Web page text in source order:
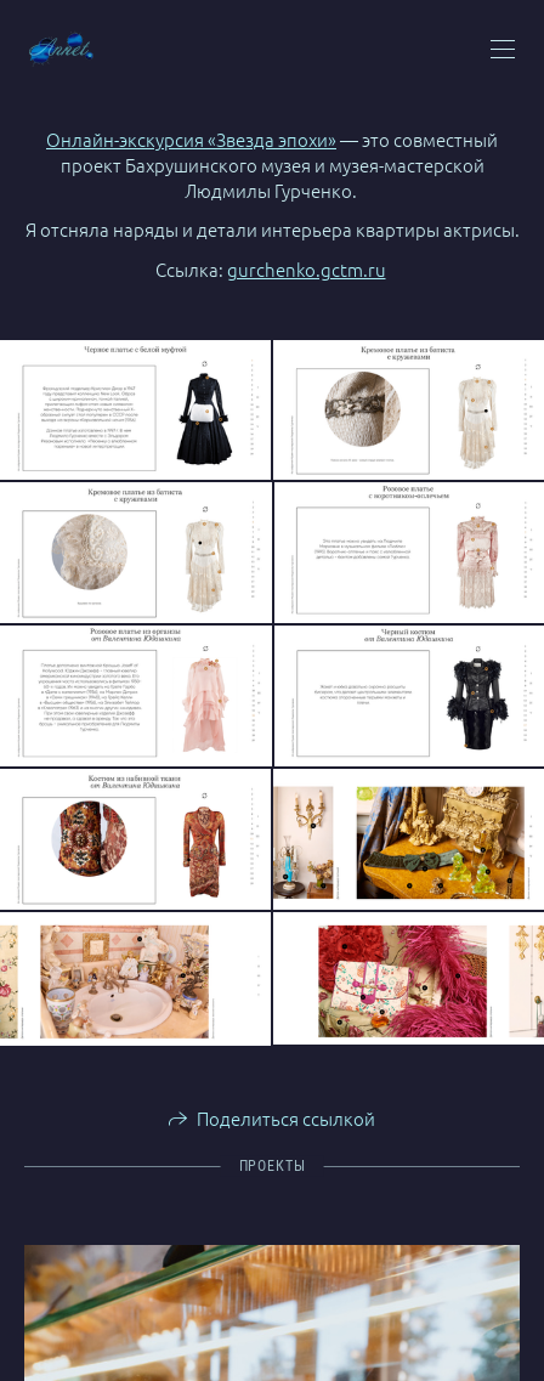
Онлайн-экскурсия «Звезда эпохи»— это совместный
проект Бахрушинского музея и музея-мастерской
Людмилы Гурченко.
Я отсняла наряды и детали интерьера квартиры актрисы.
Ссылка:gurchenko.gctm.ru
Поделиться ссылкой
ПРОЕКТЫ